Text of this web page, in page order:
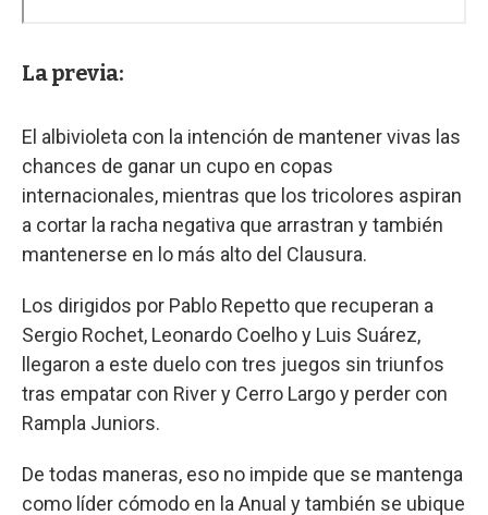
La previa:
El albivioleta con la intención de mantener vivas las
chances de ganar un cupo en copas
internacionales, mientras que los tricolores aspiran
a cortar la racha negativa que arrastran y también
mantenerse en lo más alto del Clausura.
Los dirigidos por Pablo Repetto que recuperan a
Sergio Rochet, Leonardo Coelho y Luis Suárez,
llegaron a este duelo con tres juegos sin triunfos
tras empatar con River y Cerro Largo y perder con
Rampla Juniors.
De todas maneras, eso no impide que se mantenga
como líder cómodo en la Anual y también se ubique